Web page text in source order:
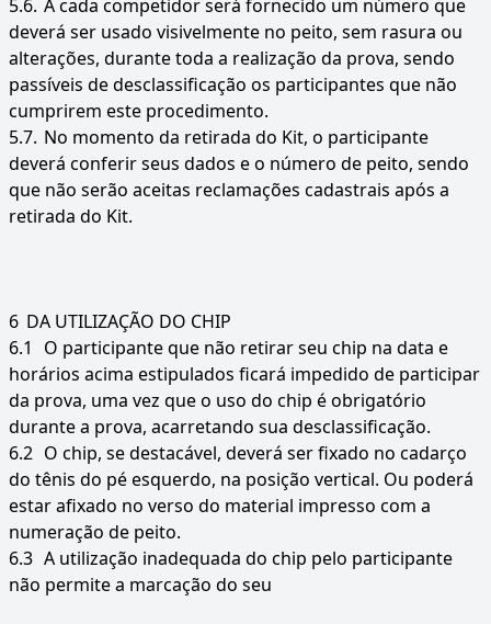
5.6. A cada competidor será fornecido um número que
deverá ser usado visivelmente no peito, sem rasura ou
alterações, durante toda a realização da prova, sendo
passíveis de desclassificação os participantes que não
cumprirem este procedimento.
5.7. No momento da retirada do Kit, o participante
deverá conferir seus dados e o número de peito, sendo
que não serão aceitas reclamações cadastrais após a
retirada do Kit.
6 DA UTILIZAÇÃO DO CHIP
6.1
O participante que não retirar seu chip na data e
horários acima estipulados ficará impedido de participar
da prova, uma vez que o uso do chip é obrigatório
durante a prova, acarretando sua desclassificação.
6.2 O chip, se destacável, deverá ser fixado no cadarço
do tênis do pé esquerdo, na posição vertical. Ou poderá
estar afixado no verso do material impresso com a
numeração de peito.
6.3 A utilização inadequada do chip pelo participante
não permite a marcação do seu